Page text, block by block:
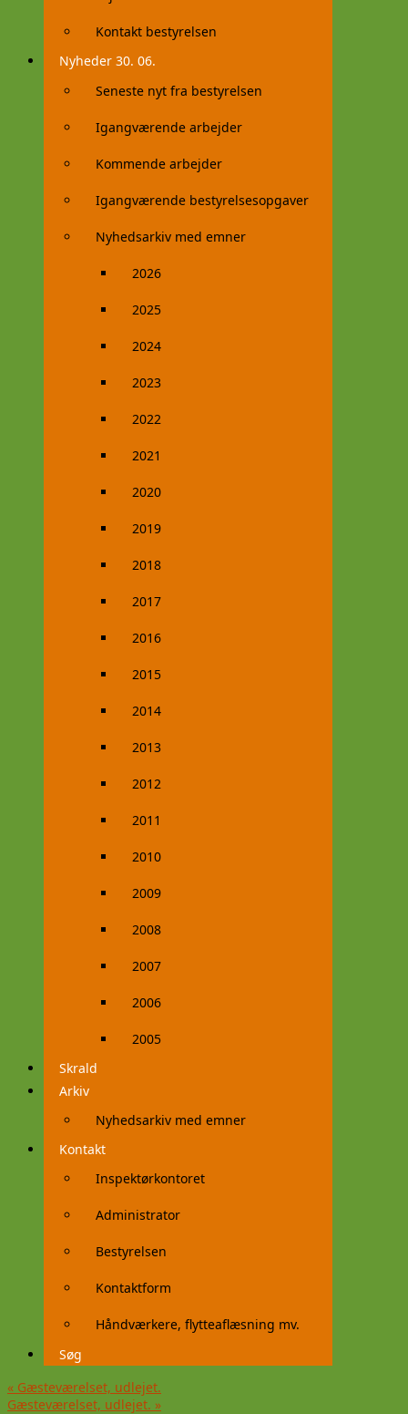
Kontakt bestyrelsen
Nyheder 30. 06.
Seneste nyt fra bestyrelsen
Igangværende arbejder
Kommende arbejder
Igangværende bestyrelsesopgaver
Nyhedsarkiv med emner
2026
2025
2024
2023
2022
2021
2020
2019
2018
2017
2016
2015
2014
2013
2012
2011
2010
2009
2008
2007
2006
2005
Skrald
Arkiv
Nyhedsarkiv med emner
Kontakt
Inspektørkontoret
Administrator
Bestyrelsen
Kontaktform
Håndværkere, flytteaflæsning mv.
Søg
« Gæsteværelset, udlejet.
Gæsteværelset, udlejet. »